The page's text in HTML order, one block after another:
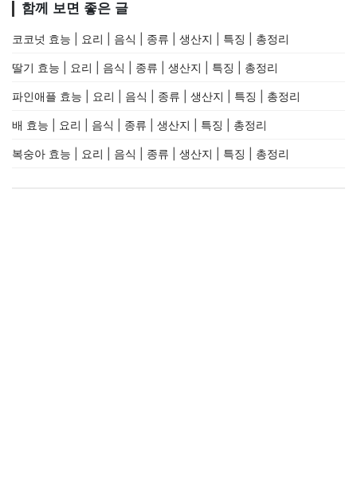
함께 보면 좋은 글
코코넛 효능 | 요리 | 음식 | 종류 | 생산지 | 특징 | 총정리
딸기 효능 | 요리 | 음식 | 종류 | 생산지 | 특징 | 총정리
파인애플 효능 | 요리 | 음식 | 종류 | 생산지 | 특징 | 총정리
배 효능 | 요리 | 음식 | 종류 | 생산지 | 특징 | 총정리
복숭아 효능 | 요리 | 음식 | 종류 | 생산지 | 특징 | 총정리